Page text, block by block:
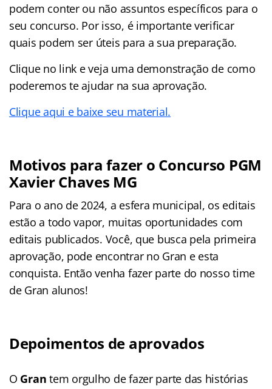
podem conter ou não assuntos específicos para o
seu concurso. Por isso, é importante verificar
quais podem ser úteis para a sua preparação.
Clique no link e veja uma demonstração de como
poderemos te ajudar na sua aprovação.
Clique aqui e baixe seu material.
Motivos para fazer o Concurso PGM
Xavier Chaves MG
Para o ano de 2024, a esfera municipal, os editais
estão a todo vapor, muitas oportunidades com
editais publicados. Você, que busca pela primeira
aprovação, pode encontrar no Gran e esta
conquista. Então venha fazer parte do nosso time
de Gran alunos!
Depoimentos de aprovados
O Gran tem orgulho de fazer parte das histórias